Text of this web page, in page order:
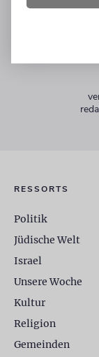
RESSORTS
Politik
Jüdische Welt
Israel
Unsere Woche
Kultur
Religion
Gemeinden